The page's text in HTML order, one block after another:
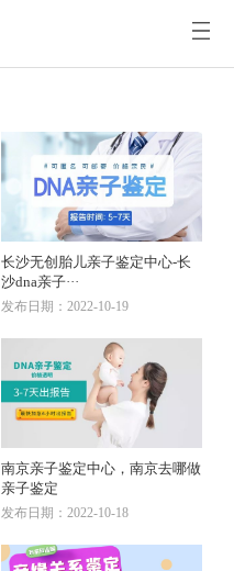
长沙无创胎儿亲子鉴定中心-长
沙dna亲子···
发布日期：2022-10-19
南京亲子鉴定中心，南京去哪做
亲子鉴定
发布日期：2022-10-18